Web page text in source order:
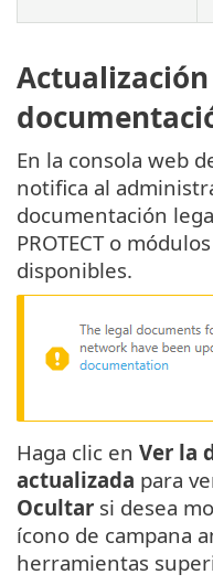
En la consola web
notifica al
documentación
PROTECT o
disponibles.
Haga clic en Ver la
actualizada para
Ocultar si desea
ícono de campana
herramientas